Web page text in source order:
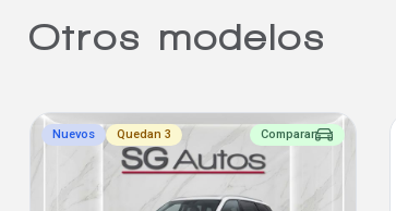
Otros modelos
Nuevos Quedan 3 Comparar